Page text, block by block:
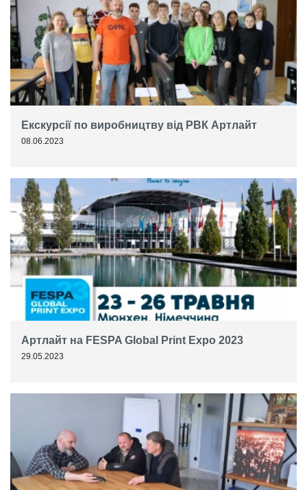
Екскурсії по виробництву від РВК Артлайт
08.06.2023
Артлайт на FESPA Global Print Expo 2023
29.05.2023